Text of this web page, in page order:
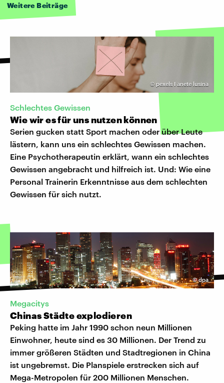
Weitere Beiträge
© pexels I anete lusina
Schlechtes Gewissen
Wie wir es für uns nutzen können
Serien gucken statt Sport machen oder über Leute
lästern, kann uns ein schlechtes Gewissen machen.
Eine Psychotherapeutin erklärt, wann ein schlechtes
Gewissen angebracht und hilfreich ist. Und: Wie eine
Personal Trainerin Erkenntnisse aus dem schlechten
Gewissen für sich nutzt.
©dpa
Megacitys
Chinas Städte explodieren
Peking hatte im Jahr 1990 schon neun Millionen
Einwohner, heute sind es 30 Millionen. Der Trend zu
immer größeren Städten und Stadtregionen in China
ist ungebremst. Die Planspiele erstrecken sich auf
Mega-Metropolen für 200 Millionen Menschen.